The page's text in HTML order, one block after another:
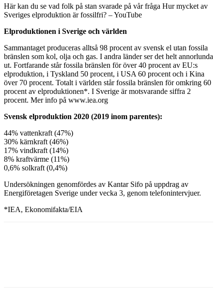
Här kan du se vad folk på stan svarade på vår fråga Hur mycket av
Sveriges elproduktion är fossilfri? – YouTube
Elproduktionen i Sverige och världen
Sammantaget produceras alltså 98 procent av svensk el utan fossila
bränslen som kol, olja och gas. I andra länder ser det helt annorlunda
ut. Fortfarande står fossila bränslen för över 40 procent av EU:s
elproduktion, i Tyskland 50 procent, i USA 60 procent och i Kina
över 70 procent. Totalt i världen står fossila bränslen för omkring 60
procent av elproduktionen*. I Sverige är motsvarande siffra 2
procent. Mer info på www.iea.org
Svensk elproduktion 2020 (2019 inom parentes):
44% vattenkraft (47%)
30% kärnkraft (46%)
17% vindkraft (14%)
8% kraftvärme (11%)
0,6% solkraft (0,4%)
Undersökningen genomfördes av Kantar Sifo på uppdrag av
Energiföretagen Sverige under vecka 3, genom telefonintervjuer.
*IEA, Ekonomifakta/EIA